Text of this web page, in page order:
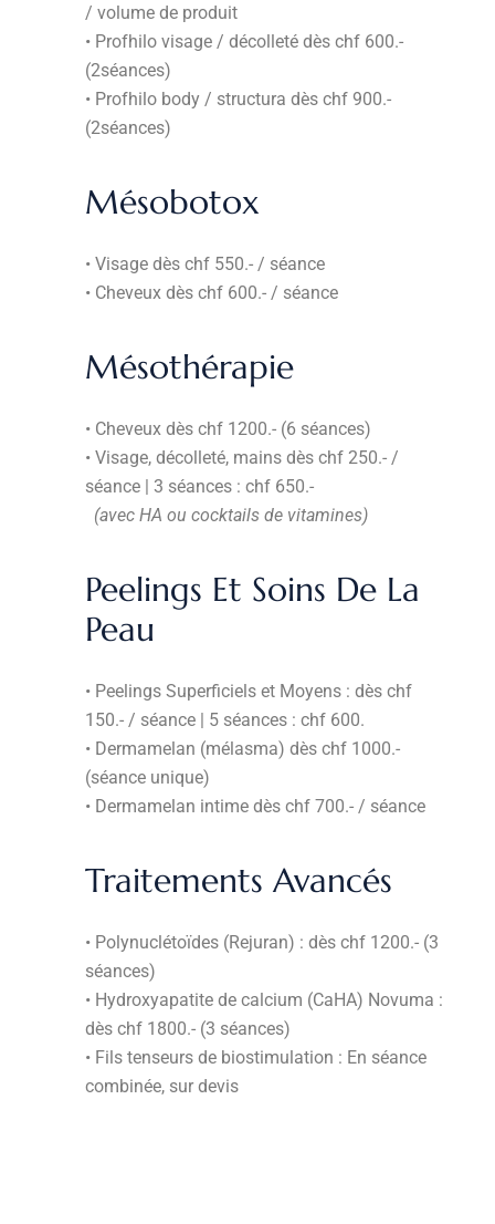
/ volume de produit
• Profhilo visage / décolleté dès chf 600.-
(2séances)
• Profhilo body / structura dès chf 900.-
(2séances)
Mésobotox
• Visage dès chf 550.- / séance
• Cheveux dès chf 600.- / séance
Mésothérapie
• Cheveux dès chf 1200.- (6 séances)
• Visage, décolleté, mains dès chf 250.- /
séance | 3 séances : chf 650.-
(avec HA ou cocktails de vitamines)
Peelings Et Soins De La
Peau
• Peelings Superficiels et Moyens : dès chf
150.- / séance | 5 séances : chf 600.
• Dermamelan (mélasma) dès chf 1000.-
(séance unique)
• Dermamelan intime dès chf 700.- / séance
Traitements Avancés
• Polynuclétoïdes (Rejuran) : dès chf 1200.- (3
séances)
• Hydroxyapatite de calcium (CaHA) Novuma :
dès chf 1800.- (3 séances)
• Fils tenseurs de biostimulation : En séance
combinée, sur devis